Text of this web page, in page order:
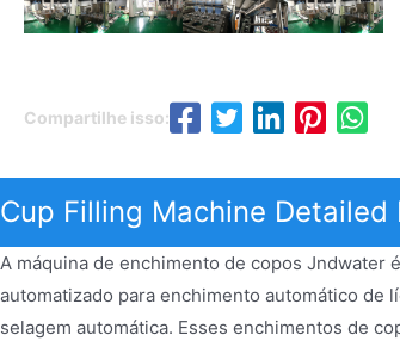
Compartilhe isso:
Cup Filling Machine Detailed
A máquina de enchimento de copos Jndwater
automatizado para enchimento automático de
selagem automática. Esses enchimentos de